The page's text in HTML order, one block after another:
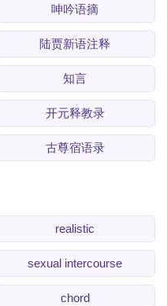
呻吟语摘
陆贾新语注释
知言
开元释教录
古尊宿语录
realistic
sexual intercourse
chord